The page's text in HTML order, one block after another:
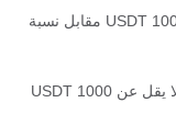
احتفظ بعملة BGSOL لكسب LAYER وتداول 1000 USDT مقابل نسبة
احتفظ بعملة WEETH لربح ETHFI، وتداول ما لا يقل عن 1000 USDT